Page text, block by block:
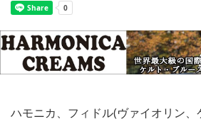
ハモニカ、フィドル(ヴァイオリン、